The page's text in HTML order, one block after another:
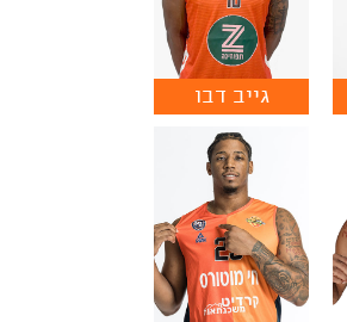
גייב דבו